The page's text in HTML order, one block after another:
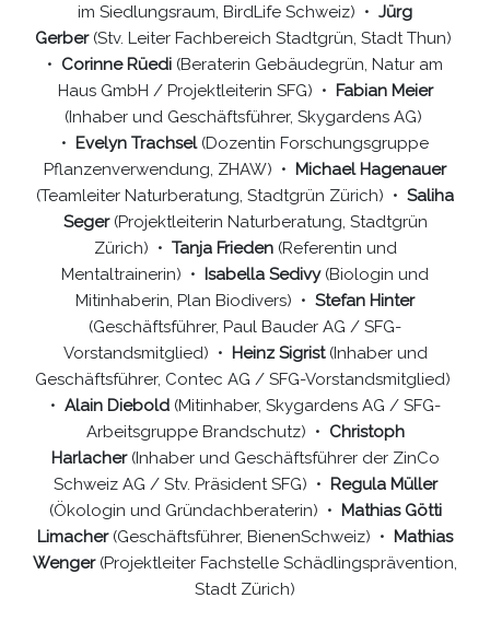
im Siedlungsraum, BirdLife Schweiz) • Jürg
Gerber (Stv. Leiter Fachbereich Stadtgrün, Stadt Thun)
• Corinne Rüedi (Beraterin Gebäudegrün, Natur am
Haus GmbH / Projektleiterin SFG) • Fabian Meier
(Inhaber und Geschäftsführer, Skygardens AG)
• Evelyn Trachsel(Dozentin Forschungsgruppe
Pflanzenverwendung, ZHAW) • Michael Hagenauer
(Teamleiter Naturberatung, Stadtgrün Zürich) • Saliha
Seger(Projektleiterin Naturberatung, Stadtgrün
Zürich) • Tanja Frieden(Referentin und
Mentaltrainerin) • Isabella Sedivy(Biologin und
Mitinhaberin, Plan Biodivers) • Stefan Hinter
(Geschäftsführer, Paul Bauder AG / SFG-
Vorstandsmitglied) • Heinz Sigrist(Inhaber und
Geschäftsführer, Contec AG / SFG-Vorstandsmitglied)
• Alain Diebold(Mitinhaber, Skygardens AG / SFG-
Arbeitsgruppe Brandschutz) • Christoph
Harlacher(Inhaber und Geschäftsführer der ZinCo
Schweiz AG / Stv. Präsident SFG) • Regula Müller
(Ökologin und Gründachberaterin) • Mathias Götti
Limacher(Geschäftsführer, BienenSchweiz) • Mathias
Wenger(Projektleiter Fachstelle Schädlingsprävention,
Stadt Zürich)